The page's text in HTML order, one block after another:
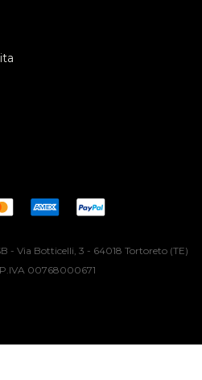
- Via Botticelli, 3 - 64018 Tortoreto (TE)
00768000671